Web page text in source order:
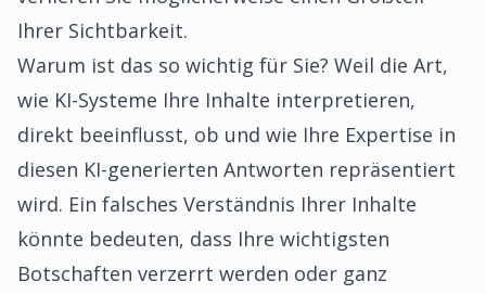
Ihrer Sichtbarkeit.
Warum ist das so wichtig für Sie? Weil die Art,
wie KI-Systeme Ihre Inhalte interpretieren,
direkt beeinflusst, ob und wie Ihre Expertise in
diesen KI-generierten Antworten repräsentiert
wird. Ein falsches Verständnis Ihrer Inhalte
könnte bedeuten, dass Ihre wichtigsten
Botschaften verzerrt werden oder ganz